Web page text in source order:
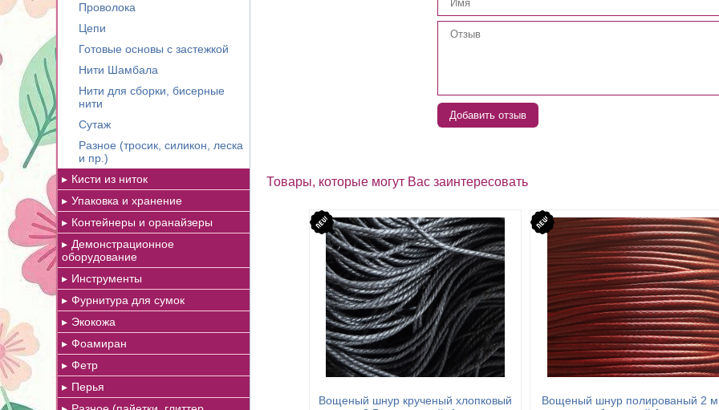
Проволока
Цепи
Готовые основы с застежкой
Нити Шамбала
Нити для сборки, бисерные
нити
Сутаж
Разное (тросик, силикон, леска
и пр.)
Кисти из ниток
Упаковка и хранение
Контейнеры и оранайзеры
Демонстрационное
оборудование
Инструменты
Фурнитура для сумок
Экокожа
Фоамиран
Фетр
Перья
Добавить отзыв
Товары, которые могут Вас заинтересовать
Вощеный шнур крученый хлопковый
Вощеный шнур полированый 2